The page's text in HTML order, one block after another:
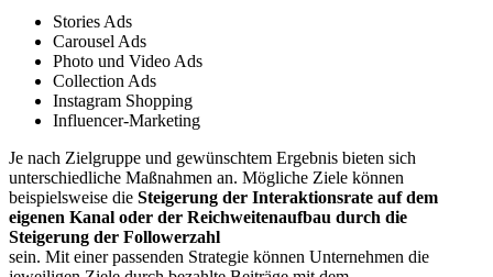
Stories Ads
Carousel Ads
Photo und Video Ads
Collection Ads
Instagram Shopping
Influencer-Marketing
Je nach Zielgruppe und gewünschtem Ergebnis bieten sich
unterschiedliche Maßnahmen an. Mögliche Ziele können
beispielsweise die Steigerung der Interaktionsrate auf dem
eigenen Kanal oder der Reichweitenaufbau durch die
Steigerung der Followerzahl
sein. Mit einer passenden Strategie können Unternehmen die